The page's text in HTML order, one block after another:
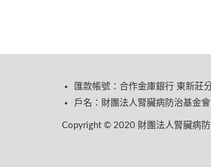
匯款帳號：合作金庫銀行 東新
戶名：財團法人腎臟病防治基金會
Copyright © 2020 財團法人腎臟病